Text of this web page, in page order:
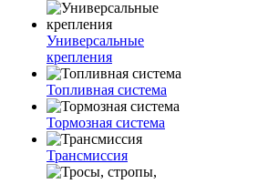
Универсальные
крепления
Топливная система
Тормозная система
Трансмиссия